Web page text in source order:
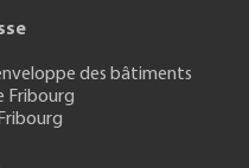
des bâtiments
Fribourg